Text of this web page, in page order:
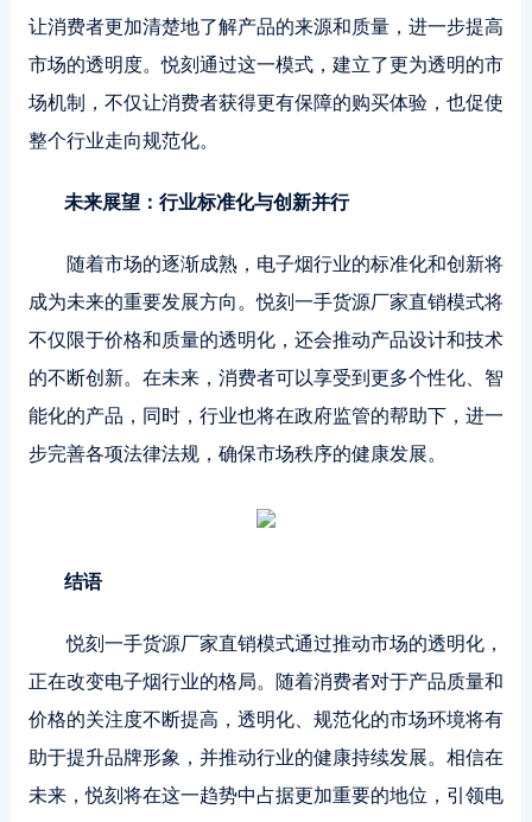
让消费者更加清楚地了解产品的来源和质量，进一步提高
市场的透明度。悦刻通过这一模式，建立了更为透明的市
场机制，不仅让消费者获得更有保障的购买体验，也促使
整个行业走向规范化。
未来展望：行业标准化与创新并行
随着市场的逐渐成熟，电子烟行业的标准化和创新将
成为未来的重要发展方向。悦刻一手货源厂家直销模式将
不仅限于价格和质量的透明化，还会推动产品设计和技术
的不断创新。在未来，消费者可以享受到更多个性化、智
能化的产品，同时，行业也将在政府监管的帮助下，进一
步完善各项法律法规，确保市场秩序的健康发展。
结语
悦刻一手货源厂家直销模式通过推动市场的透明化，
正在改变电子烟行业的格局。随着消费者对于产品质量和
价格的关注度不断提高，透明化、规范化的市场环境将有
助于提升品牌形象，并推动行业的健康持续发展。相信在
未来，悦刻将在这一趋势中占据更加重要的地位，引领电